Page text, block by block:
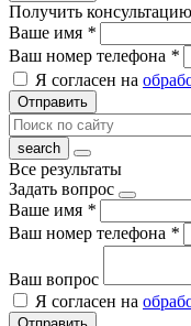
Получить консультацию
Ваше имя *
Ваш номер телефона *
Я согласен на
Отправить
Все результаты
Задать вопрос
Ваше имя *
Ваш номер телефона *
Ваш вопрос
Я согласен на